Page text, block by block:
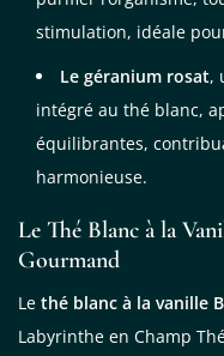
stimulation, idéale
Le géranium rosat,
intégré au thé blanc,
équilibrantes,
harmonieuse.
Le Thé Blanc à la
Gourmand
Le thé blanc à la vanille
Labyrinthe en Champ